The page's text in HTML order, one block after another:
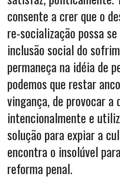
consente a crer que o
re-socialização possa
inclusão social do
permaneça na idéia de
podemos que restar
vingança, de provocar a
intencionalmente e
solução para expiar a
encontra o insolúvel
reforma penal.